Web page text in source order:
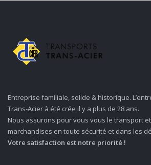
Entreprise familiale, solide & historique.
Trans-Acier à été crée il y a plus de 28 ans.
Nous assurons pour vous vous le transport
marchandises en toute sécurité et dans les
Votre satisfaction est notre priorité !